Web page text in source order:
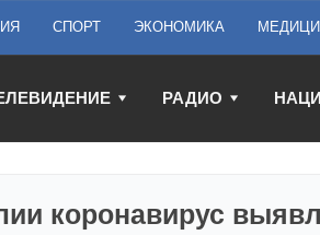
СПОРТ ЭКОНОМИКА
РАДИО
коронавирус